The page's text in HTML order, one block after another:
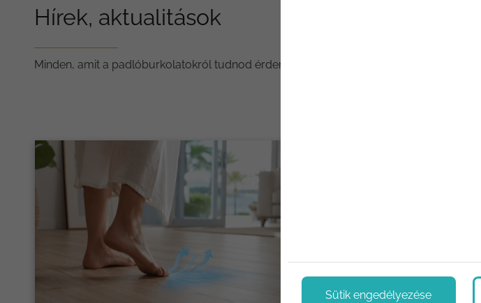
Hírek, aktualitások
Minden, amit a padlóburkolatokról tudnod érdemes
Sütik engedélyezése